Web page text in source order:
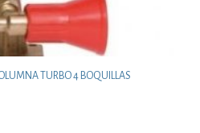
TURBO 4 BOQUILLAS